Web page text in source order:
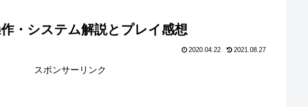
・システム解説とプレイ感想
2020.04.22 2021.08.27
スポンサーリンク